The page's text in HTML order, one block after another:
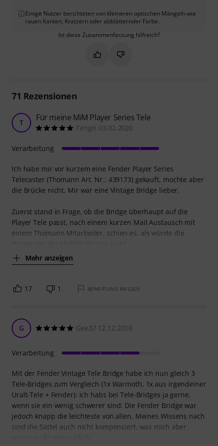
Einige Nutzer berichteten von kleineren optischen Mängeln wie
rauen Kanten, Kratzern oder abblätternder Farbe.
Ist diese Zusammenfassung hilfreich?
Markieren Sie diese
Markieren Sie diese
71 Rezensionen
T Für meine MiM Player Series Tele
Tengri 03.02.2020
Ich habe mir vor kurzem eine Fender Player Series
Telecaster (Thomann Art. Nr.: 439173) gekauft, mochte aber
die Brücke nicht. Mir war eine Vintage Bridge lieber.
Zuerst stand in Frage, ob die Bridge überhaupt auf die
Player Tele passt, nach einem kurzen Mail Austausch mit
einem Thomann Mitarbeiter, schien es, als würde die
Mehr anzeigen
Verarbeitung
17 1 BEWERTUNG MELDEN
G Gee37 12.12.2018
Mit der Fender Vintage Tele Bridge habe ich nun gleich 3
Tele-Bridges zum Vergleich (1x Warmoth, 1x aus irgendeiner
Uralt-Tele + Fender): ich habs bei Tele-Bridges ja gerne,
wenn sie ein wenig schwerer sind. Die Fender Bridge war
jedoch knapp die leichteste von allen. Meines Wissens nach
sind die Sättel auch nicht kompensiert, was mich aber
Verarbeitung